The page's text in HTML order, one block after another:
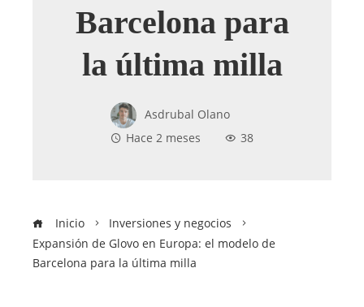
Barcelona para
la última milla
Asdrubal Olano
Hace 2 meses
38
Inicio
Inversiones y negocios
Expansión de Glovo en Europa: el modelo de
Barcelona para la última milla